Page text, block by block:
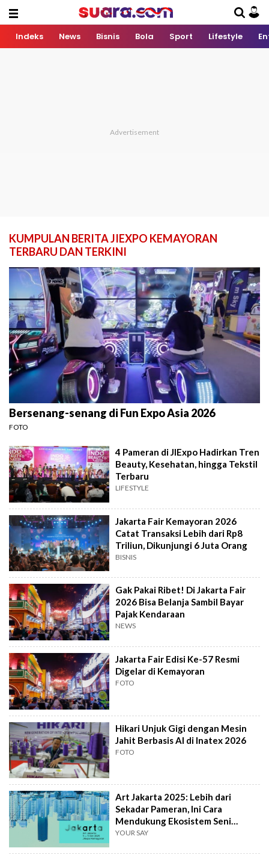
Indeks News Bisnis Bola Sport Lifestyle
KUMPULAN BERITA JIEXPO KEMAYORAN
TERBARU DAN TERKINI
Bersenang-senang di Fun Expo Asia 2026
FOTO
4 Pameran di JIExpo Hadirkan Tren
Beauty, Kesehatan, hingga Tekstil
Terbaru
LIFESTYLE
Jakarta Fair Kemayoran 2026
Catat Transaksi Lebih dari Rp8
Triliun, Dikunjungi 6 Juta Orang
BISNIS
Gak Pakai Ribet! Di Jakarta Fair
2026 Bisa Belanja Sambil Bayar
Pajak Kendaraan
NEWS
Jakarta Fair Edisi Ke-57 Resmi
Digelar di Kemayoran
FOTO
Hikari Unjuk Gigi dengan Mesin
Jahit Berbasis AI di Inatex 2026
FOTO
Art Jakarta 2025: Lebih dari
Sekadar Pameran, Ini Cara
Mendukung Ekosistem Seni
Indonesia
YOUR SAY